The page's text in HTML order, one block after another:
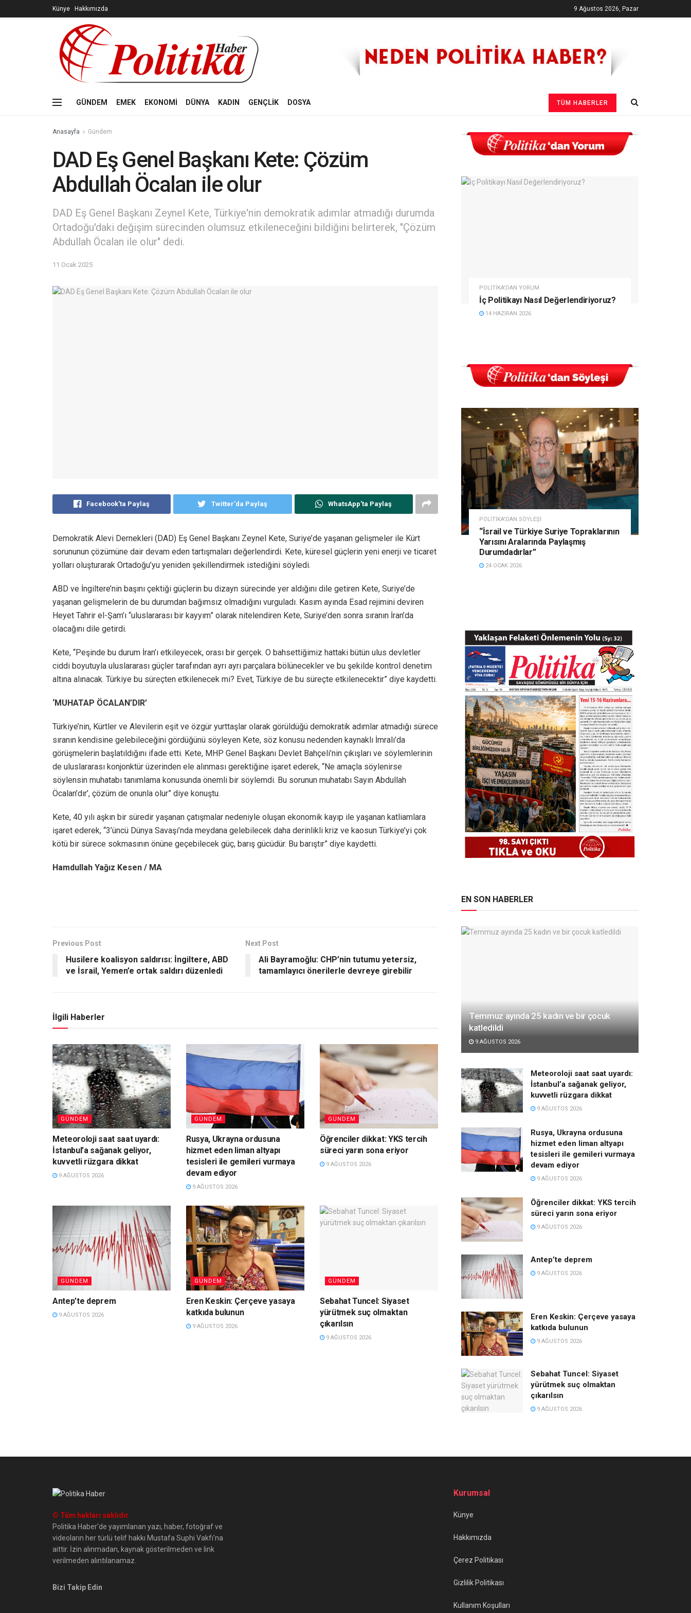
Künye Hakkımızda 9 Ağustos 2026, Pazar
GÜNDEM EMEK EKONOMİ DÜNYA KADIN GENÇLİK DOSYA TÜM HABERLER
Anasayfa Gündem
DAD Eş Genel Başkanı Kete: Çözüm
Abdullah Öcalan ile olur
DAD Eş Genel Başkanı Zeynel Kete, Türkiye'nin demokratik adımlar atmadığı durumda
Ortadoğu'daki değişim sürecinden olumsuz etkileneceğini bildiğini belirterek, "Çözüm
Abdullah Öcalan ile olur" dedi.
11 Ocak 2025
Facebook'ta Paylaş Twitter'da Paylaş WhatsApp'ta Paylaş
Demokratik Alevi Dernekleri (DAD) Eş Genel Başkanı Zeynel Kete, Suriye’de yaşanan gelişmeler ile Kürt
sorununun çözümüne dair devam eden tartışmaları değerlendirdi. Kete, küresel güçlerin yeni enerji ve ticaret
yolları oluşturarak Ortadoğu’yu yeniden şekillendirmek istediğini söyledi.
ABD ve İngiltere’nin başını çektiği güçlerin bu dizayn sürecinde yer aldığını dile getiren Kete, Suriye’de
yaşanan gelişmelerin de bu durumdan bağımsız olmadığını vurguladı. Kasım ayında Esad rejimini deviren
Heyet Tahrir el-Şam’ı “uluslararası bir kayyım” olarak nitelendiren Kete, Suriye’den sonra sıranın İran’da
olacağını dile getirdi.
Kete, “Peşinde bu durum İran’ı etkileyecek, orası bir gerçek. O bahsettiğimiz hattaki bütün ulus devletler
ciddi boyutuyla uluslararası güçler tarafından ayrı ayrı parçalara bölünecekler ve bu şekilde kontrol denetim
altına alınacak. Türkiye bu süreçten etkilenecek mi? Evet, Türkiye de bu süreçte etkilenecektir” diye kaydetti.
‘MUHATAP ÖCALAN’DIR’
Türkiye’nin, Kürtler ve Alevilerin eşit ve özgür yurttaşlar olarak görüldüğü demokratik adımlar atmadığı sürece
sıranın kendisine gelebileceğini gördüğünü söyleyen Kete, söz konusu nedenden kaynaklı İmralı’da
görüşmelerin başlatıldığını ifade etti. Kete, MHP Genel Başkanı Devlet Bahçeli’nin çıkışları ve söylemlerinin
de uluslararası konjonktür üzerinden ele alınması gerektiğine işaret ederek, “Ne amaçla söylenirse
söylensin muhatabı tanımlama konusunda önemli bir söylemdi. Bu sorunun muhatabı Sayın Abdullah
Öcalan’dır’, çözüm de onunla olur” diye konuştu.
Kete, 40 yılı aşkın bir süredir yaşanan çatışmalar nedeniyle oluşan ekonomik kayıp ile yaşanan katliamlara
işaret ederek, “3’üncü Dünya Savaşı’nda meydana gelebilecek daha derinlikli kriz ve kaosun Türkiye’yi çok
kötü bir sürece sokmasının önüne geçebilecek güç, barış gücüdür. Bu barıştır” diye kaydetti.
Hamdullah Yağız Kesen / MA
Previous Post
Husilere koalisyon saldırısı: İngiltere, ABD
ve İsrail, Yemen’e ortak saldırı düzenledi
Next Post
Ali Bayramoğlu: CHP’nin tutumu yetersiz,
tamamlayıcı önerilerle devreye girebilir
İlgili Haberler
GÜNDEM
Meteoroloji saat saat uyardı:
İstanbul’a sağanak geliyor,
kuvvetli rüzgara dikkat
9 AĞUSTOS 2026
GÜNDEM
Rusya, Ukrayna ordusuna
hizmet eden liman altyapı
tesisleri ile gemileri vurmaya
devam ediyor
9 AĞUSTOS 2026
GÜNDEM
Öğrenciler dikkat: YKS tercih
süreci yarın sona eriyor
9 AĞUSTOS 2026
GÜNDEM
Antep’te deprem
9 AĞUSTOS 2026
GÜNDEM
Eren Keskin: Çerçeve yasaya
katkıda bulunun
9 AĞUSTOS 2026
GÜNDEM
Sebahat Tuncel: Siyaset
yürütmek suç olmaktan
çıkarılsın
9 AĞUSTOS 2026
POLITIKA'DAN YORUM
İç Politikayı Nasıl Değerlendiriyoruz?
14 HAZIRAN 2026
POLITIKA'DAN SÖYLEŞI
“İsrail ve Türkiye Suriye Topraklarının
Yarısını Aralarında Paylaşmış
Durumdadırlar”
24 OCAK 2026
EN SON HABERLER
Temmuz ayında 25 kadın ve bir çocuk
katledildi
9 AĞUSTOS 2026
Meteoroloji saat saat uyardı:
İstanbul’a sağanak geliyor,
kuvvetli rüzgara dikkat
9 AĞUSTOS 2026
Rusya, Ukrayna ordusuna
hizmet eden liman altyapı
tesisleri ile gemileri vurmaya
devam ediyor
9 AĞUSTOS 2026
Öğrenciler dikkat: YKS tercih
süreci yarın sona eriyor
9 AĞUSTOS 2026
Antep’te deprem
9 AĞUSTOS 2026
Eren Keskin: Çerçeve yasaya
katkıda bulunun
9 AĞUSTOS 2026
Sebahat Tuncel: Siyaset
yürütmek suç olmaktan
çıkarılsın
9 AĞUSTOS 2026
© Tüm hakları saklıdır
Politika Haber'de yayımlanan yazı, haber, fotoğraf ve
videoların her türlü telif hakkı Mustafa Suphi Vakfı'na
aittir. İzin alınmadan, kaynak gösterilmeden ve link
verilmeden alıntılanamaz.
Bizi Takip Edin
Kurumsal
Künye
Hakkımızda
Çerez Politikası
Gizlilik Politikası
Kullanım Koşulları